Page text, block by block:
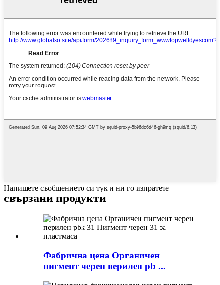
Напишете съобщението си тук и ни го изпратете
свързани продукти
Фабрична цена Органичен
пигмент черен перилен pb ...